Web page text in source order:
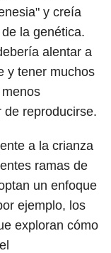
y creía
la genética.
alentar a
y tener muchos
de reproducirse.
a la crianza
ramas de
un enfoque
ejemplo, los
exploran cómo